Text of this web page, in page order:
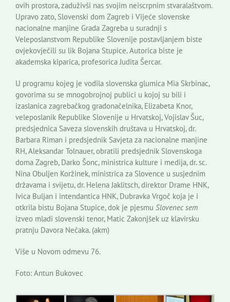
Korisne informacije
ovih prostora, zaduživši nas svojim neiscrpnim stvaralaštvom.
Upravo zato, Slovenski dom Zagreb i Vijeće slovenske
nacionalne manjine Grada Zagreba u suradnji s
Veleposlanstvom Republike Slovenije postavljanjem biste
ovjekovječili su lik Bojana Stupice. Autorica biste je
akademska kiparica, profesorica Judita Šercar.
U programu kojeg je vodila slovenska glumica Mia Skrbinac,
govorima su se mnogobrojnoj publici u kojoj su bili i
izaslanica zagrebačkog gradonačelnika, Elizabeta Knor,
veleposlanik Republike Slovenije u Hrvatskoj, Vojislav Šuc,
predsjednica Saveza slovenskih društava u Hrvatskoj, dr.
Barbara Riman i predsjednik Savjeta za nacionalne manjine
RH, Aleksandar Tolnauer, obratili predsjednik Slovenskoga
doma Zagreb, Darko Šonc, ministrica kulture i medija, dr. sc.
Nina Obuljen Koržinek, ministrica za Slovence u susjednim
državama i svijetu, dr. Helena Jaklitsch, direktor Drame HNK,
Ivica Buljan i intendantica HNK, Dubravka Vrgoč koja je i
otkrila bistu Bojana Stupice, dok je pjesmu Slovenec sem
izveo mladi slovenski tenor, Matic Zakonjšek uz klavirsku
pratnju Davora Nečaka. (akm)
Više u Novom odmevu 76.
Foto: Antun Bukovec